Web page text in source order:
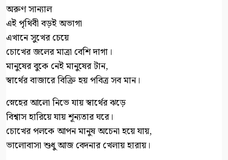
অরুণ সান্যাল
এই পৃথিবী বড়ই অভাগা
এখানে সুখের চেয়ে
চোখের জলের মাত্রা বেশি দাগা।
মানুষের বুকে নেই মানুষের টান,
স্বার্থের বাজারে বিক্রি হয় পবিত্র সব মান।
স্নেহের আলো নিভে যায় স্বার্থের ঝড়ে
বিশ্বাস হারিয়ে যায় শূন্যতার ঘরে।
চোখের পলকে আপন মানুষ অচেনা হয়ে যায়,
ভালোবাসা শুধু আজ বেদনার খেলায় হারায়।